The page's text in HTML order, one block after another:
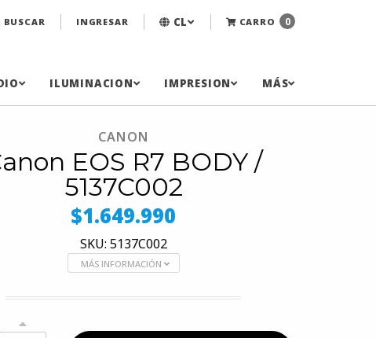
BUSCAR INGRESAR CL CARRO 0
ILUMINACION IMPRESION MÁS
CANON
EOS R7 BODY /
5137C002
$1.649.990
SKU: 5137C002
MÁS INFORMACIÓN